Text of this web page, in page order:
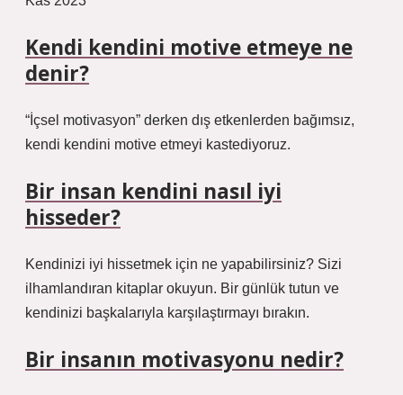
Kendi kendini motive etmeye ne
denir?
“İçsel motivasyon” derken dış etkenlerden bağımsız,
kendi kendini motive etmeyi kastediyoruz.
Bir insan kendini nasıl iyi
hisseder?
Kendinizi iyi hissetmek için ne yapabilirsiniz? Sizi
ilhamlandıran kitaplar okuyun. Bir günlük tutun ve
kendinizi başkalarıyla karşılaştırmayı bırakın.
Bir insanın motivasyonu nedir?